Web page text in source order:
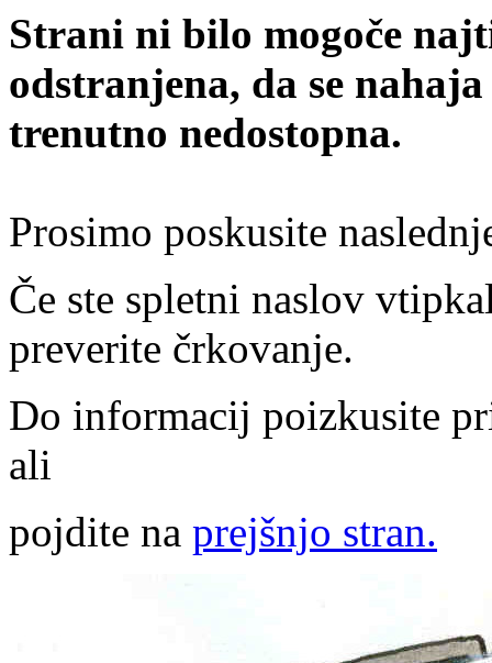
Strani ni bilo mogoče
odstranjena, da se
trenutno nedostopna.
Prosimo poskusite
Če ste spletni naslov
preverite črkovanje.
Do informacij poizkusite
ali
pojdite na prejšnjo stran.